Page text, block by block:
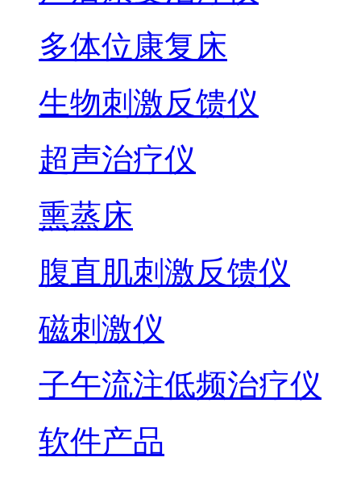
多体位康复床
生物刺激反馈仪
超声治疗仪
熏蒸床
腹直肌刺激反馈仪
磁刺激仪
子午流注低频治疗仪
软件产品